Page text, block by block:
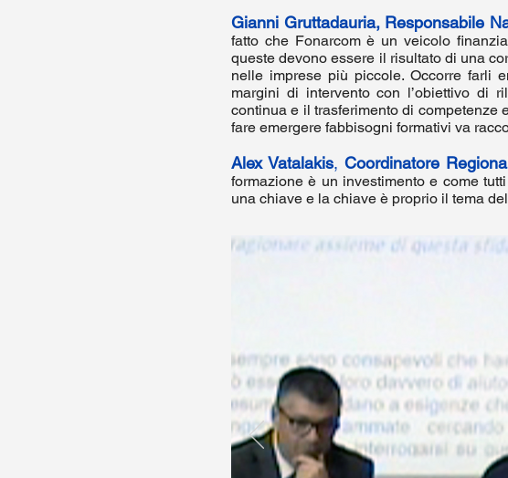
Gianni Gruttadauria, Responsabile
fatto che Fonarcom è un veicolo
queste devono essere il risultato di una
nelle imprese più piccole. Occorre farli
margini di intervento con l’obiettivo di
continua e il trasferimento di competenze
fare emergere fabbisogni formativi va
Alex Vatalakis, Coordinatore
formazione è un investimento e come
una chiave e la chiave è proprio il tema